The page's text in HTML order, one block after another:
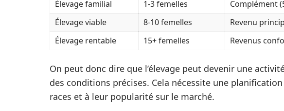
Élevage familial 1-3 femelles
Complément
Élevage viable
8-10 femelles
Revenu
Élevage rentable
15+ femelles Revenus
On peut donc dire que l’élevage peut devenir une
des conditions précises. Cela nécessite une
races et à leur popularité sur le marché.